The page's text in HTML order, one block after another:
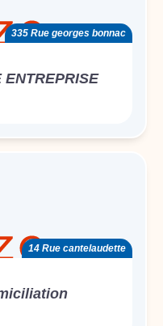
335 Rue georges bonnac
ENTREPRISE
14 Rue cantelaudette